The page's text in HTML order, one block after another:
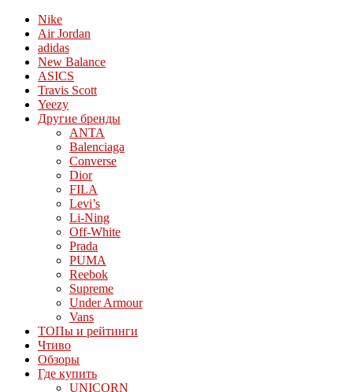
Nike
Air Jordan
adidas
New Balance
ASICS
Travis Scott
Yeezy
Другие бренды
ANTA
Balenciaga
Converse
Dior
FILA
Levi’s
Li-Ning
Off-White
Prada
PUMA
Reebok
Supreme
Under Armour
Vans
ТОПы и рейтинги
Чтиво
Обзоры
Где купить
UNICORN